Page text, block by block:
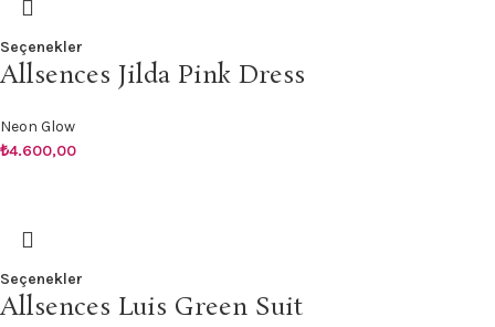
Seçenekler
Allsences Jilda Pink Dress
Neon Glow
₺4.600,00
Seçenekler
Allsences Luis Green Suit